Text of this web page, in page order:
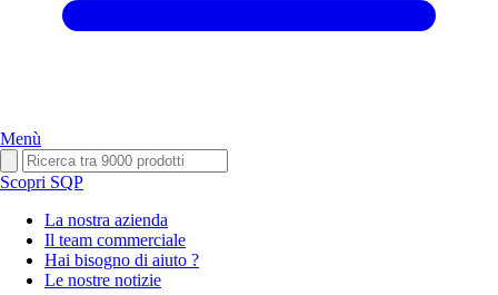
Menù
Scopri SQP
La nostra azienda
Il team commerciale
Hai bisogno di aiuto ?
Le nostre notizie